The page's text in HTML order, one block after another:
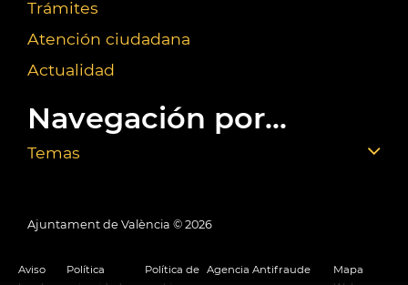
Trámites
Atención ciudadana
Actualidad
Navegación por...
Temas
Ajuntament de València © 2026
Aviso
Política
Política de Agencia Antifraude
Mapa